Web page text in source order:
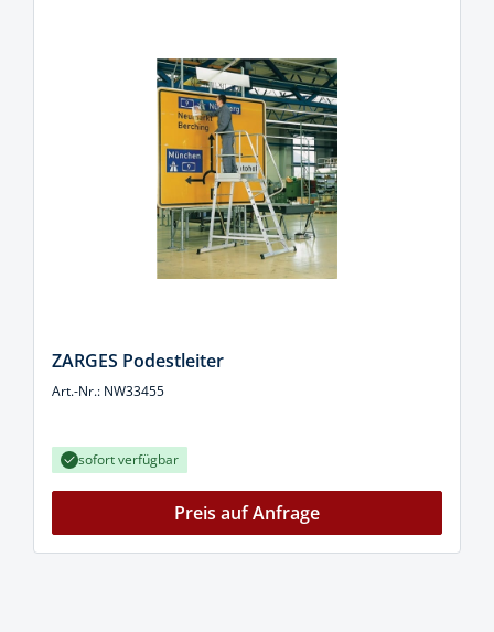
ZARGES Podestleiter
Art.-Nr.: NW33455
sofort verfügbar
Preis auf Anfrage